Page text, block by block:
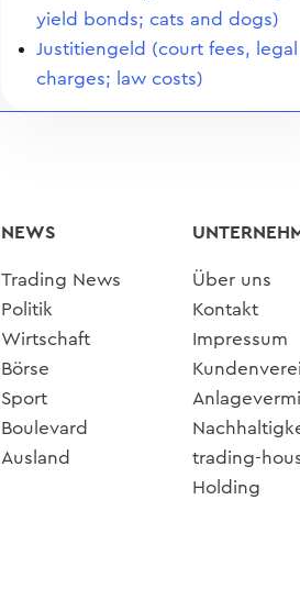
yield bonds; cats and dogs)
Justitiengeld (court fees, legal
charges; law costs)
NEWS
Trading News
Politik
Wirtschaft
Börse
Sport
Boulevard
Ausland
Über uns
Kontakt
Impressum
trading-
Holding